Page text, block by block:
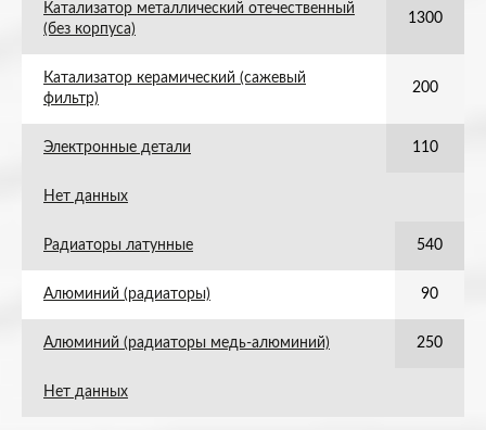
Катализатор металлический отечественный
(без корпуса)
1300
Катализатор керамический (сажевый
фильтр)
200
Электронные детали 110
Нет данных
Радиаторы латунные 540
Алюминий (радиаторы) 90
Алюминий (радиаторы медь-алюминий) 250
Нет данных